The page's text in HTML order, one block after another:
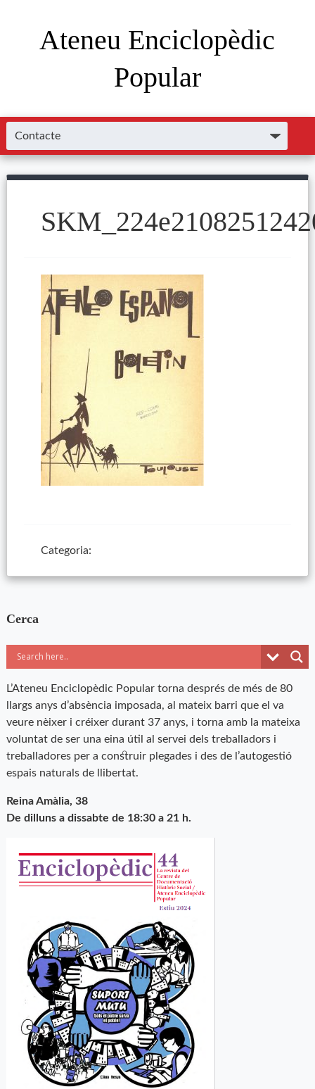
Ateneu Enciclopèdic
Popular
Categoria:
Cerca
L’Ateneu Enciclopèdic Popular torna després de més de 80
llargs anys d’absència imposada, al mateix barri que el va
veure nèixer i créixer durant 37 anys, i torna amb la mateixa
voluntat de ser una eina útil al servei dels treballadors i
treballadores per a construir plegades i des de l’autogestió
espais naturals de llibertat.
Reina Amàlia, 38
De dilluns a dissabte de 18:30 a 21 h.